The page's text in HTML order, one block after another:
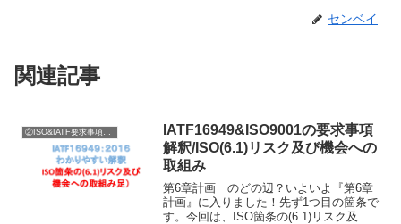
センベイ
関連記事
②ISO&IATF要求事項内容説明
IATF16949&ISO9001の要求事項
解釈/ISO(6.1)リスク及び機会への
取組み
第6章計画 のどの辺？いよいよ『第6章
計画』に入りました！先ず1つ目の箇条で
す。今回は、ISO箇条の(6.1)リスク及び